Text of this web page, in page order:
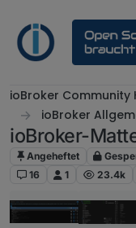
ioBroker Community
ioBroker
ioBroker-
Angeheftet
16
1 23.4k